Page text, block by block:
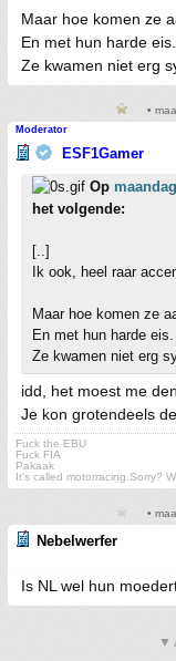
Maar hoe komen ze
En met hun harde eis.
Ze kwamen niet erg
•
Moderator
ESF1Gamer
Op
het volgende:
[..]
Ik ook, heel raar
Maar hoe komen ze
En met hun harde eis.
Ze kwamen niet erg
idd, het moest me
Je kon grotendeels
Fuck the EBU
Fuck FIA
Pakaak
It's called motorracing.Sorry?
•
Nebelwerfer
Is NL wel hun
▼